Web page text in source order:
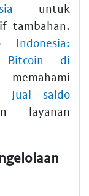
untuk
tambahan.
Indonesia:
Bitcoin di
Jual saldo
layanan